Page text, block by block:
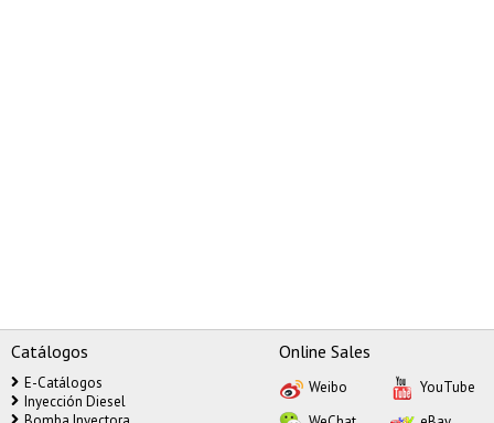
Catálogos
E-Catálogos
Inyección Diesel
Online Sales
Weibo
YouTube